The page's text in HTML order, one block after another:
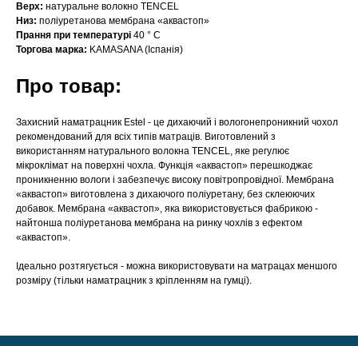
Верх: натуральне волокно TENCEL
Низ: поліуретанова мембрана «аквастоп»
Прання при температурі 40 ° С
Торгова марка: KAMASANA (Іспанія)
Про товар:
Захисний наматрацник Estel - це дихаючий і вологонепроникний чохол
рекомендований для всіх типів матраців. Виготовлений з
використанням натурального волокна TENCEL, яке регулює
мікроклімат на поверхні чохла. Функція «аквастоп» перешкоджає
проникненню вологи і забезпечує високу повітропровідної. Мембрана
«аквастоп» виготовлена ​​з дихаючого поліуретану, без склеюючих
добавок. Мембрана «аквастоп», яка використовується фабрикою -
найтонша поліуретанова мембрана на ринку чохлів з ефектом
«аквастоп».
Ідеально розтягується - можна використовувати на матрацах меншого
розміру (тільки наматрацник з кріпленням на гумці).